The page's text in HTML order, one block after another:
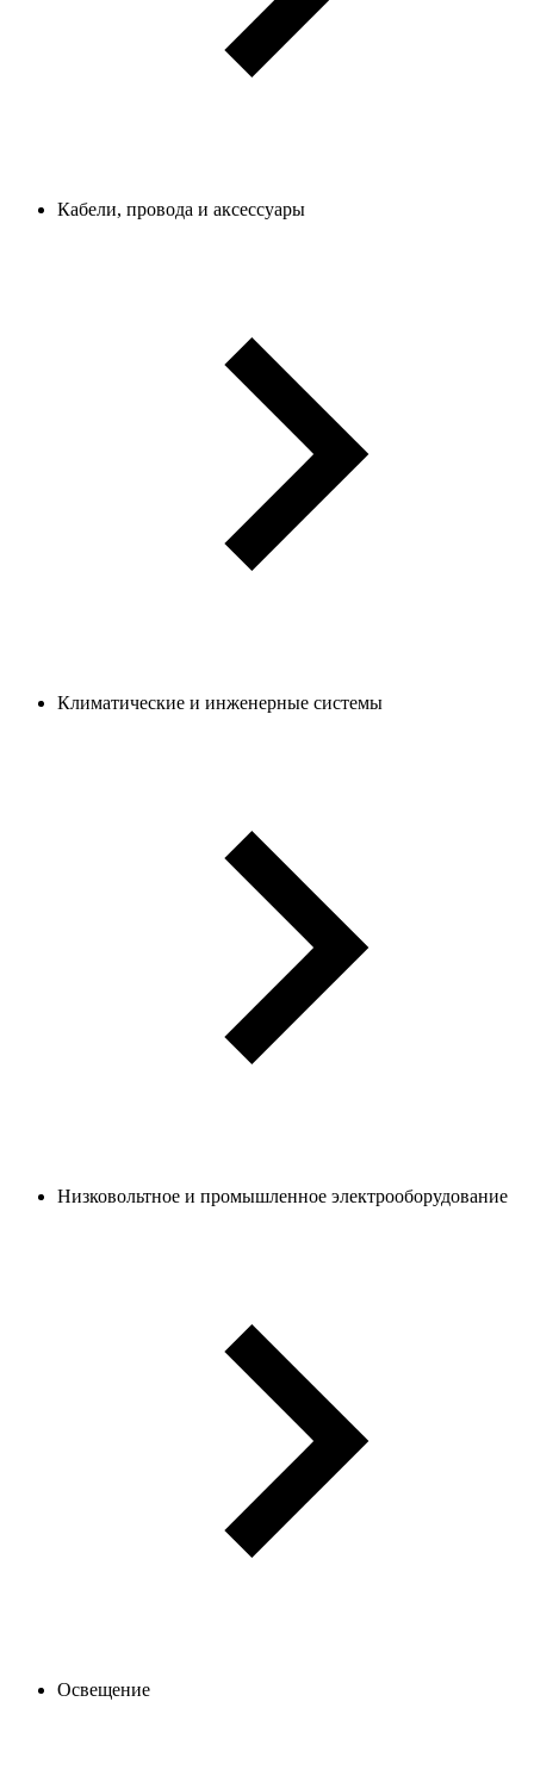
Кабели, провода и аксессуары
Климатические и инженерные системы
Низковольтное и промышленное электрооборудование
Освещение